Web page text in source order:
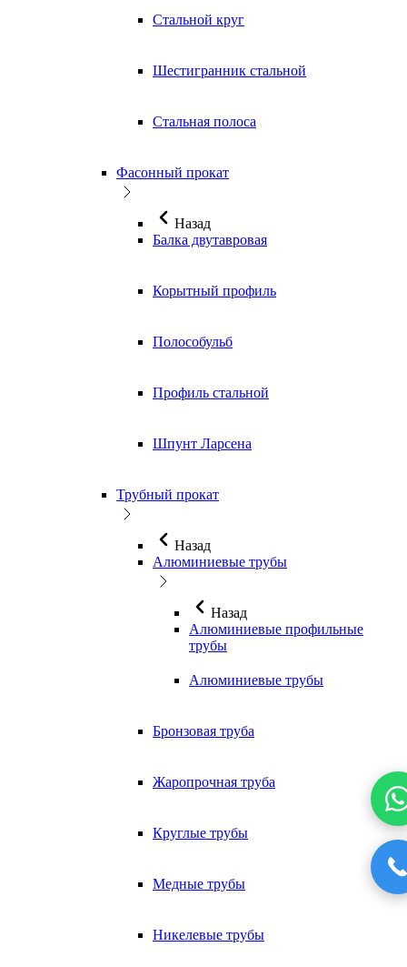
Стальной круг
Шестигранник стальной
Стальная полоса
Фасонный прокат
Назад
Балка двутавровая
Корытный профиль
Полособульб
Профиль стальной
Шпунт Ларсена
Трубный прокат
Назад
Алюминиевые трубы
Назад
Алюминиевые профильные
трубы
Алюминиевые трубы
Бронзовая труба
Жаропрочная труба
Круглые трубы
Медные трубы
Никелевые трубы